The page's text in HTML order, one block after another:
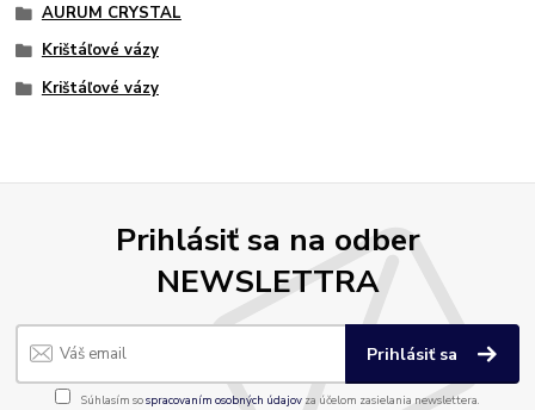
AURUM CRYSTAL
Krištáľové vázy
Krištáľové vázy
Prihlásiť sa na odber
NEWSLETTRA
Prihlásiť sa
Súhlasím sospracovaním osobných údajov za účelom zasielania newslettera.